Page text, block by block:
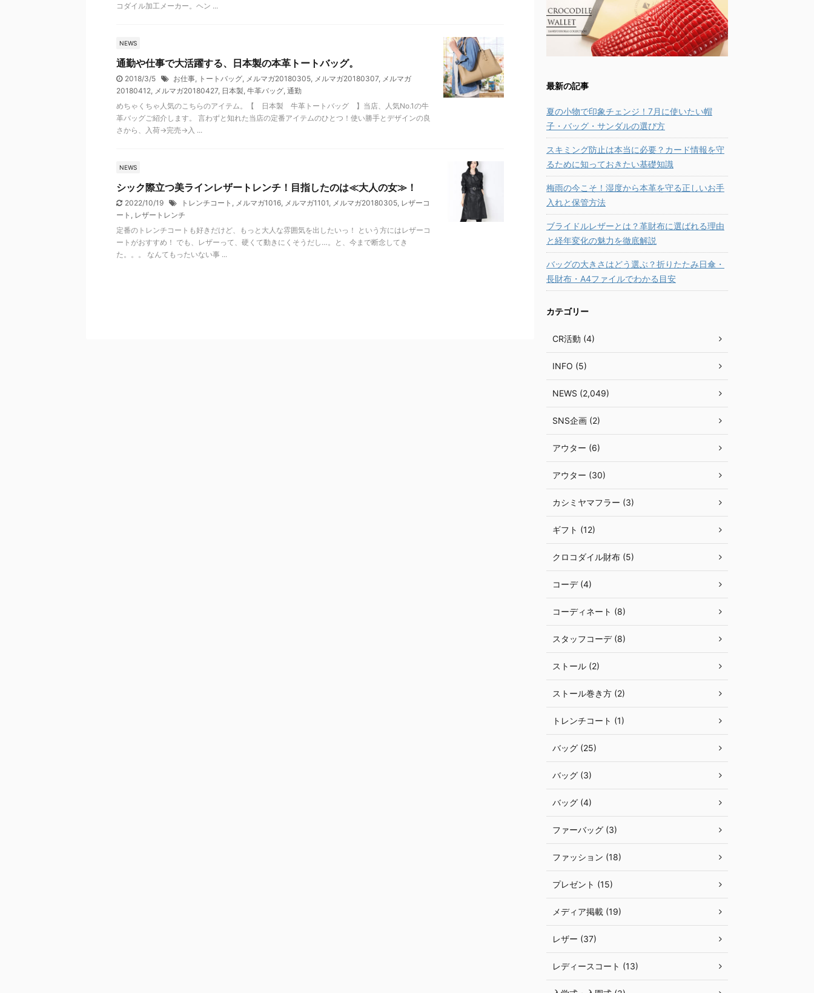
コダイル加工メーカー。ヘン ...
NEWS
通勤や仕事で大活躍する、日本製の本革トートバッグ。
2018/3/5 お仕事, トートバッグ, メルマガ20180305, メルマガ20180307, メルマガ
20180412, メルマガ20180427, 日本製, 牛革バッグ, 通勤
めちゃくちゃ人気のこちらのアイテム。【 日本製 牛革トートバッグ 】当店、人気No.1の牛
革バッグご紹介します。 言わずと知れた当店の定番アイテムのひとつ！使い勝手とデザインの良
さから、入荷→完売→入 ...
NEWS
シック際立つ美ラインレザートレンチ！目指したのは≪大人の女≫！
2022/10/19 トレンチコート , メルマガ1016, メルマガ1101, メルマガ20180305, レザーコ
ート , レザートレンチ
定番のトレンチコートも好きだけど、もっと大人な雰囲気を出したいっ！ という方にはレザーコ
ートがおすすめ！ でも、レザーって、硬くて動きにくそうだし…。と、今まで断念してき
た。。。 なんてもったいない事 ...
最新の記事
夏の小物で印象チェンジ！7月に使いたい帽
子・バッグ・サンダルの選び方
スキミング防止は本当に必要？カード情報を守
るために知っておきたい基礎知識
梅雨の今こそ！湿度から本革を守る正しいお手
入れと保管方法
ブライドルレザーとは？革財布に選ばれる理由
と経年変化の魅力を徹底解説
バッグの大きさはどう選ぶ？折りたたみ日傘・
長財布・A4ファイルでわかる目安
カテゴリー
CR活動 (4)
INFO (5)
NEWS (2,049)
SNS企画 (2)
アウター (6)
アウター (30)
カシミヤマフラー (3)
ギフト (12)
クロコダイル財布 (5)
コーデ (4)
コーディネート (8)
スタッフコーデ (8)
ストール (2)
ストール巻き方 (2)
トレンチコート (1)
バッグ (25)
バッグ (3)
バッグ (4)
ファーバッグ (3)
ファッション (18)
プレゼント (15)
メディア掲載 (19)
レザー (37)
レディースコート (13)